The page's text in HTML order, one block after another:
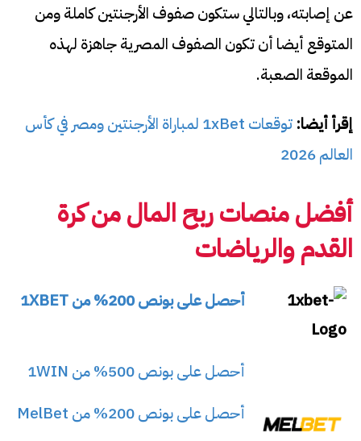
عن إصابته، وبالتالي ستكون صفوف الأرجنتين كاملة ومن
المتوقع أيضا أن تكون الصفوف المصرية جاهزة لهذه
الموقعة الصعبة.
إقرأ أيضا:
توقعات 1xBet لمباراة الأرجنتين ومصر في كأس
العالم 2026
أفضل منصات ربح المال من كرة
القدم والرياضات
أحصل على بونص 200% من 1XBET
أحصل على بونص 500% من 1WIN
أحصل على بونص 200% من MelBet